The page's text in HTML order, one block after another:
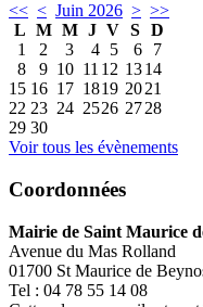
<< < Juin 2026 > >>
L M M J V S D
1
2 3 4 5 6
7
8
9 10 11 12 1314
15 16 17 1819 2021
22 23 24 2526 2728
29 30
Voir tous les évènements
Coordonnées
Mairie de Saint Maurice
Avenue du Mas Rolland
01700 St Maurice de
Tel : 04 78 55 14 08